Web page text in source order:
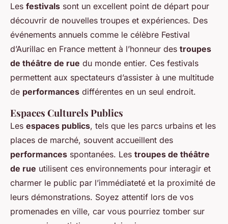
Les festivals sont un excellent point de départ pour
découvrir de nouvelles troupes et expériences. Des
événements annuels comme le célèbre Festival
d’Aurillac en France mettent à l’honneur des troupes
de théâtre de rue du monde entier. Ces festivals
permettent aux spectateurs d’assister à une multitude
de performances différentes en un seul endroit.
Espaces Culturels Publics
Les espaces publics, tels que les parcs urbains et les
places de marché, souvent accueillent des
performances spontanées. Les troupes de théâtre
de rue utilisent ces environnements pour interagir et
charmer le public par l’immédiateté et la proximité de
leurs démonstrations. Soyez attentif lors de vos
promenades en ville, car vous pourriez tomber sur